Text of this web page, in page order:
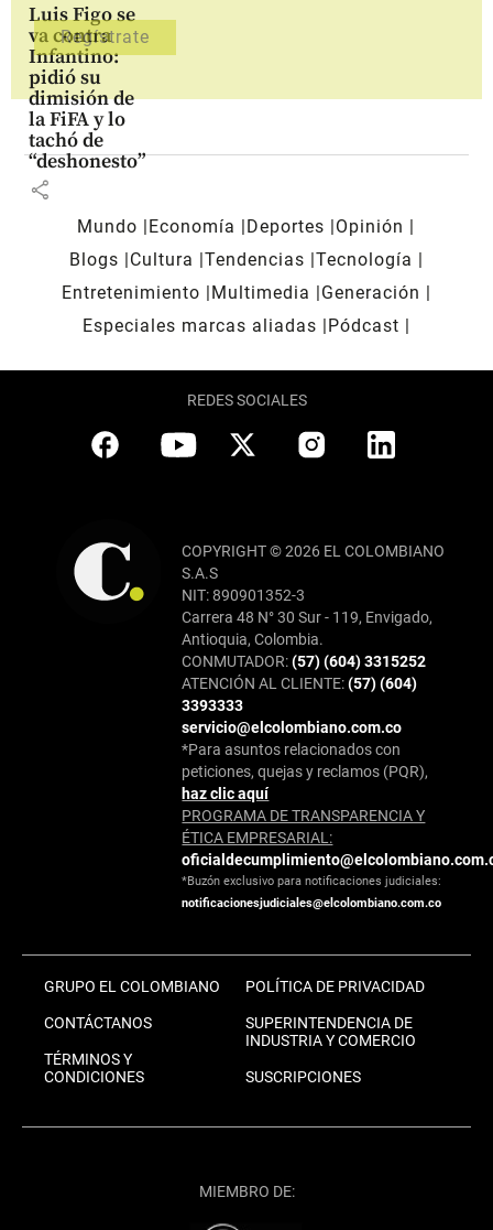
Luis Figo se
va contra
Infantino:
pidió su
dimisión de
la FiFA y lo
tachó de
“deshonesto”
share
Mundo Economía Deportes
Opinión
Blogs
Cultura Tendencias Tecnología
Entretenimiento
Multimedia
Generación
Especiales marcas aliadas
Pódcast
REDES SOCIALES
COPYRIGHT © 2026 EL COLOMBIANO
S.A.S
NIT: 890901352-3
Carrera 48 N° 30 Sur - 119, Envigado,
Antioquia, Colombia.
CONMUTADOR:(57) (604) 3315252
ATENCIÓN AL CLIENTE:(57) (604)
3393333
servicio@elcolombiano.com.co
*Para asuntos relacionados con
peticiones, quejas y reclamos (PQR),
haz clic aquí
PROGRAMA DE TRANSPARENCIA Y
ÉTICA EMPRESARIAL:
*Buzón exclusivo para notificaciones judiciales:
notificacionesjudiciales@elcolombiano.com.co
GRUPO EL COLOMBIANO
CONTÁCTANOS
TÉRMINOS Y
CONDICIONES
POLÍTICA DE PRIVACIDAD
SUPERINTENDENCIA DE
INDUSTRIA Y COMERCIO
SUSCRIPCIONES
MIEMBRO DE: